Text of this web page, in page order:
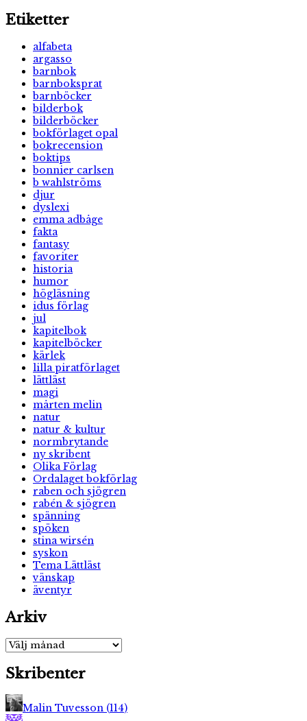
Etiketter
alfabeta
argasso
barnbok
barnboksprat
barnböcker
bilderbok
bilderböcker
bokförlaget opal
bokrecension
boktips
bonnier carlsen
b wahlströms
djur
dyslexi
emma adbåge
fakta
fantasy
favoriter
historia
humor
högläsning
idus förlag
jul
kapitelbok
kapitelböcker
kärlek
lilla piratförlaget
lättläst
magi
mårten melin
natur
natur & kultur
normbrytande
ny skribent
Olika Förlag
Ordalaget bokförlag
raben och sjögren
rabén & sjögren
spänning
spöken
stina wirsén
syskon
Tema Lättläst
vänskap
äventyr
Arkiv
Arkiv
Skribenter
Malin Tuvesson (114)